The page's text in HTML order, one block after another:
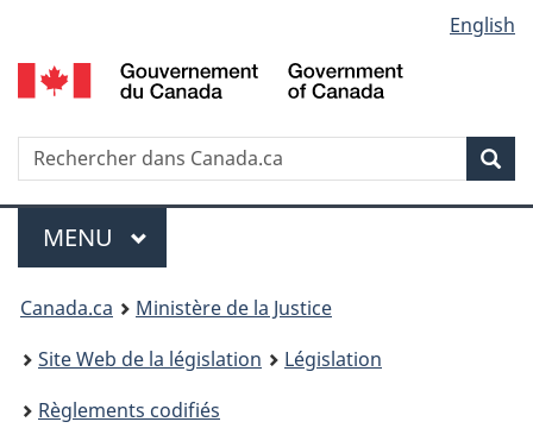
au
contenu
propos
de
la
HTML
simplifiée
selection
English
Recherche
Menu
MENU PRINCIPAL
You
are
here:
Canada.ca
Ministère de la Justice
Site Web de la législation
Législation
Règlements codifiés